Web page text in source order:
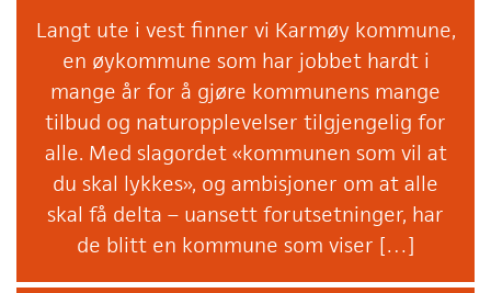
Langt ute i vest finner vi Karmøy kommune,
en øykommune som har jobbet hardt i
mange år for å gjøre kommunens mange
tilbud og naturopplevelser tilgjengelig for
alle. Med slagordet «kommunen som vil at
du skal lykkes», og ambisjoner om at alle
skal få delta – uansett forutsetninger, har
de blitt en kommune som viser […]